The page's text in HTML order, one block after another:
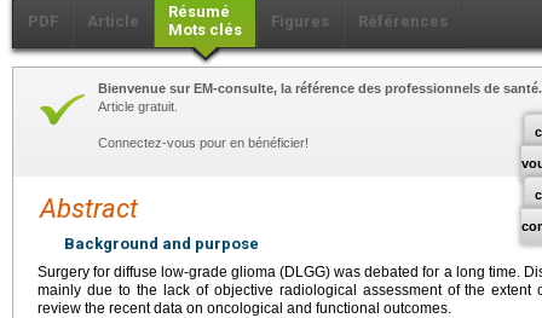
PDF Article
Résumé
Mots clés
Figures Références
Bienvenue sur EM-consulte, la référence des professionnels de santé.
Article gratuit.
Connectez-vous pour en bénéficier!
Abstract
Background and purpose
Surgery for diffuse low-grade glioma (DLGG) was debated for a long time.
mainly due to the lack of objective radiological assessment of the extent
review the recent data on oncological and functional outcomes.